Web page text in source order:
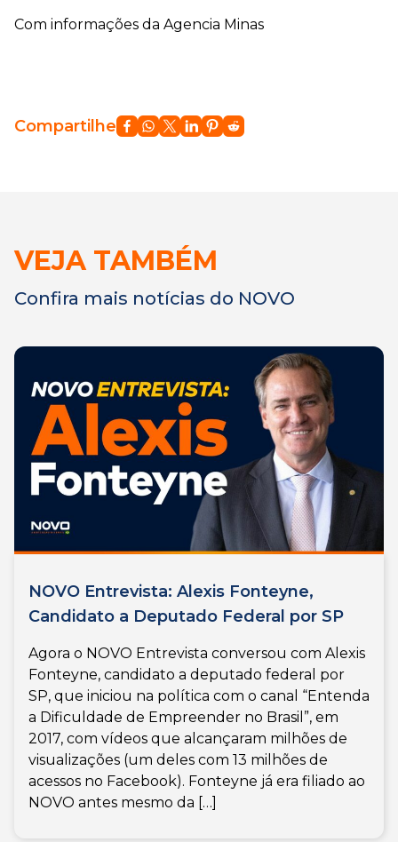
Com informações da Agencia Minas
Compartilhe
VEJA TAMBÉM
Confira mais notícias do NOVO
NOVO Entrevista: Alexis Fonteyne,
Candidato a Deputado Federal por SP
Agora o NOVO Entrevista conversou com Alexis
Fonteyne, candidato a deputado federal por
SP, que iniciou na política com o canal “Entenda
a Dificuldade de Empreender no Brasil”, em
2017, com vídeos que alcançaram milhões de
visualizações (um deles com 13 milhões de
acessos no Facebook). Fonteyne já era filiado ao
NOVO antes mesmo da […]